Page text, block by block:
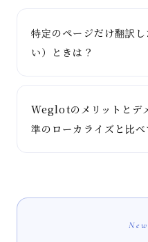
特定のページだけ翻訳
い）ときは？
Weglotのメリットと
準のローカライズと比べ